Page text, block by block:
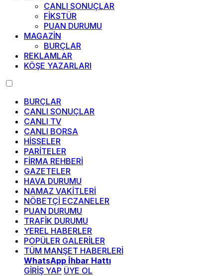
CANLI SONUÇLAR
FİKSTÜR
PUAN DURUMU
MAGAZİN
BURÇLAR
REKLAMLAR
KÖŞE YAZARLARI
BURÇLAR
CANLI SONUÇLAR
CANLI TV
CANLI BORSA
HİSSELER
PARİTELER
FİRMA REHBERİ
GAZETELER
HAVA DURUMU
NAMAZ VAKİTLERİ
NÖBETÇİ ECZANELER
PUAN DURUMU
TRAFİK DURUMU
YEREL HABERLER
POPÜLER GALERİLER
TÜM MANŞET HABERLERİ
WhatsApp İhbar Hattı
GİRİŞ YAP ÜYE OL